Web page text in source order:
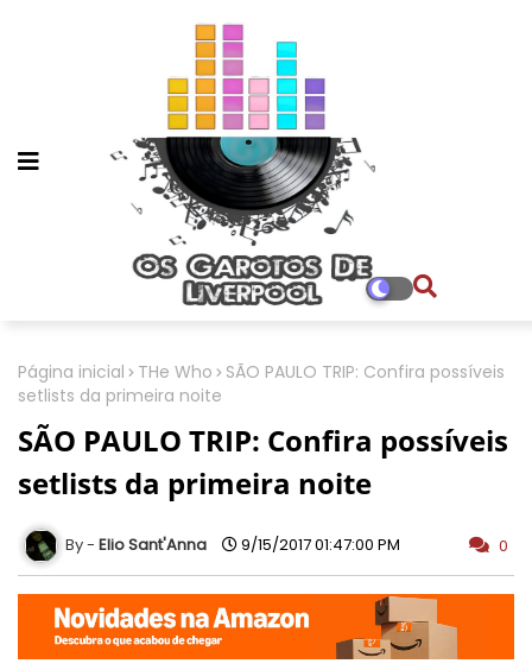
Página inicial THe Who
SÃO PAULO TRIP: Confira possíveis
setlists da primeira noite
SÃO PAULO TRIP: Confira possíveis
setlists da primeira noite
Elio Sant'Anna 9/15/2017 01:47:00 PM 0